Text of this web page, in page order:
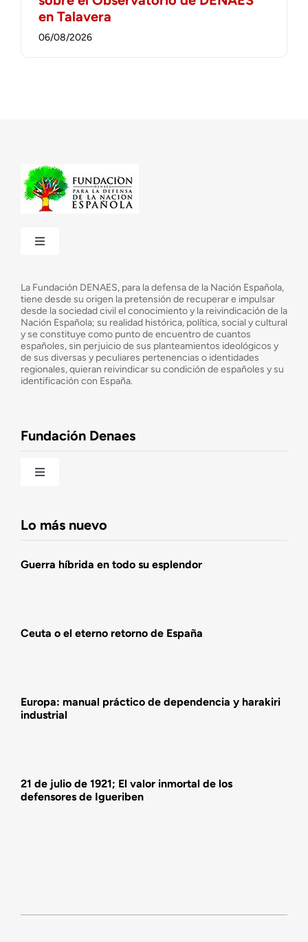
en Talavera
06/08/2026
Toggle
¿Cuáles son nuestros objetivos?
Consejo Asesor
La Fundación DENAES, para la defensa de la Nación Española,
tiene desde su origen la pretensión de recuperar e impulsar
desde la sociedad civil el conocimiento y la reivindicación de la
Nación Española; su realidad histórica, política, social y cultural
y se constituye como punto de encuentro de cuantos
españoles, sin perjuicio de sus planteamientos ideológicos y
de sus diversas y peculiares pertenencias o identidades
regionales, quieran reivindicar su condición de españoles y su
identificación con España.
Fundación Denaes
Toggle
Lo más nuevo
Guerra híbrida en todo su esplendor
Ceuta o el eterno retorno de España
Europa: manual práctico de dependencia y harakiri
industrial
21 de julio de 1921; El valor inmortal de los
defensores de Igueriben